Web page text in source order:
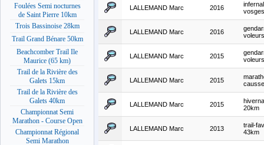
Foulées Semi nocturnes
de Saint Pierre 10km
Trois Bassinoise 28km
Trail Grand Bénare 50km
Beachcomber Trail Ile
Maurice (65 km)
Trail de la Rivière des
Galets 15km
Trail de la Rivière des
Galets 40km
Championnat Semi
Marathon - Course Open
Championnat Régional
Semi Marathon
LALLEMAND Marc 2016
LALLEMAND Marc 2016
LALLEMAND Marc 2015
LALLEMAND Marc 2015
LALLEMAND Marc 2015
20km
LALLEMAND Marc 2013
trail-
43km